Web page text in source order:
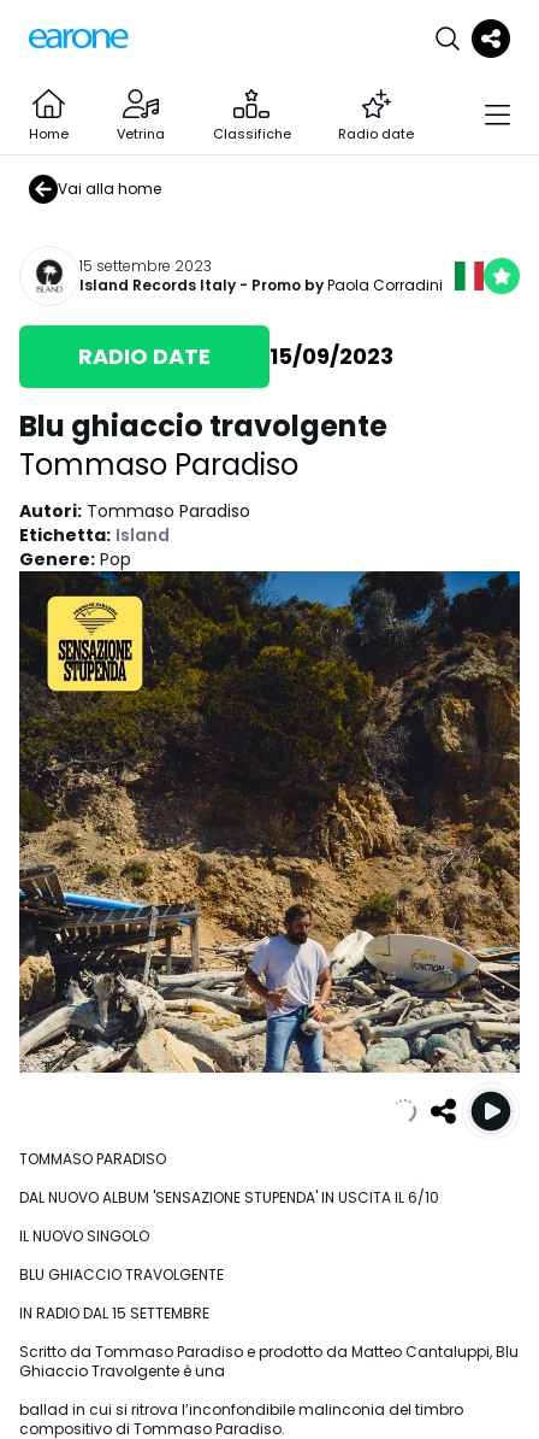
Home Vetrina Classifiche Radio date
Vai alla home
15 settembre 2023
Island Records Italy - Promo byPaola Corradini
RADIO DATE 15/09/2023
Blu ghiaccio travolgente
Tommaso Paradiso
Autori: Tommaso Paradiso
Etichetta: Island
Genere: Pop
TOMMASO PARADISO
DAL NUOVO ALBUM 'SENSAZIONE STUPENDA' IN USCITA IL 6/10
IL NUOVO SINGOLO
BLU GHIACCIO TRAVOLGENTE
IN RADIO DAL 15 SETTEMBRE
Scritto da Tommaso Paradiso e prodotto da Matteo Cantaluppi, Blu
Ghiaccio Travolgente è una
ballad in cui si ritrova l’inconfondibile malinconia del timbro
compositivo di Tommaso Paradiso.